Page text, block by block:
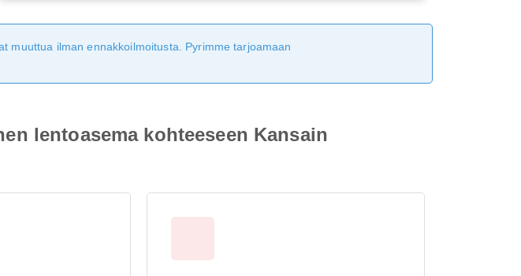
muuttua ilman ennakkoilmoitusta. Pyrimme tarjoamaan
lentoasema kohteeseen Kansain